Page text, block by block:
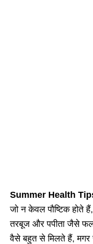
Summer Health
जो न केवल पौष्टिक होते
तरबूज और पपीता जैसे फल
वैसे बहुत से मिलते हैं,